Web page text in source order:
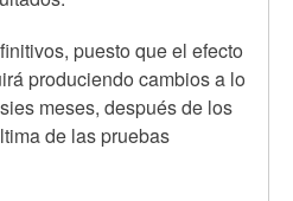
puesto que el efecto
produciendo cambios a lo
meses, después de los
de las pruebas